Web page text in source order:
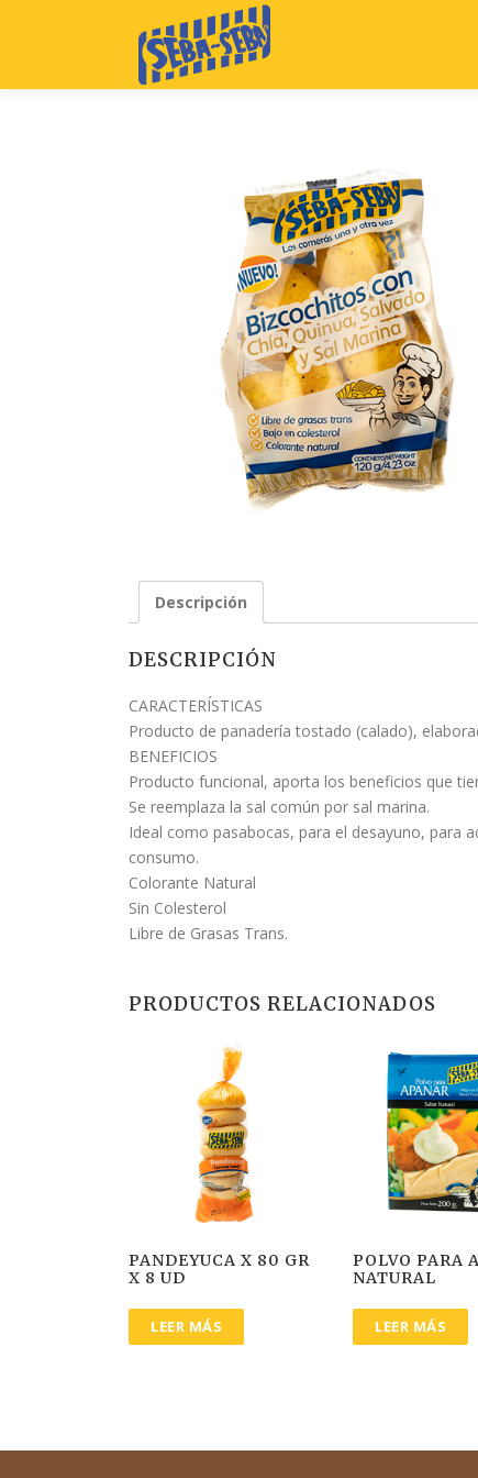
Descripción
DESCRIPCIÓN
CARACTERÍSTICAS
Producto de panadería tostado (calado),
BENEFICIOS
Producto funcional, aporta los beneficios que
Se reemplaza la sal común por sal marina.
Ideal como pasabocas, para el desayuno, para
consumo.
Colorante Natural
Sin Colesterol
Libre de Grasas Trans.
PRODUCTOS RELACIONADOS
PANDEYUCA X 80 GR
X 8 UD
LEER MÁS
POLVO PARA
NATURAL
LEER MÁS